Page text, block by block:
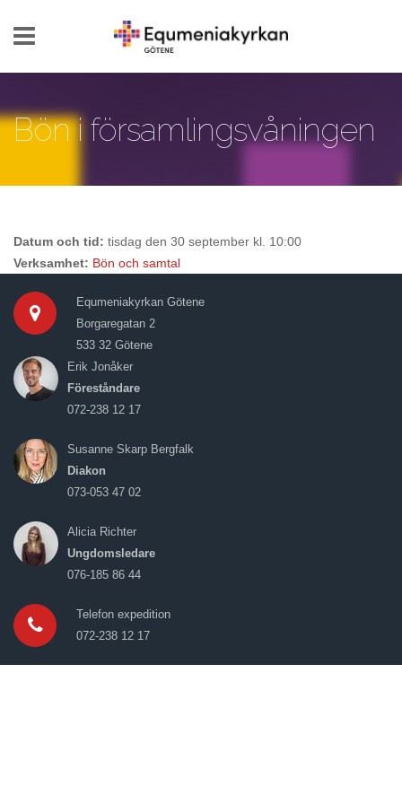
Bön i församlingsvåningen
Datum och tid: tisdag den 30 september kl. 10:00
Verksamhet: Bön och samtal
Equmeniakyrkan Götene
Borgaregatan 2
533 32 Götene
Erik Jonåker
Föreståndare
072-238 12 17
Susanne Skarp Bergfalk
Diakon
073-053 47 02
Alicia Richter
Ungdomsledare
076-185 86 44
Telefon expedition
072-238 12 17